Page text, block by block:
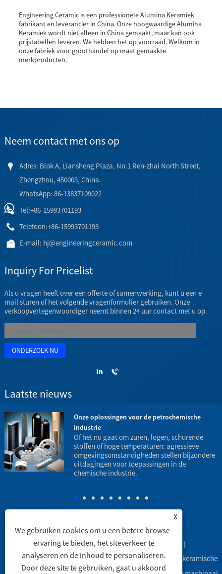
Engineering Ceramic is een professionele Alumina Keramiek
fabrikant en leverancier in China. Onze hoogwaardige Alumina
Keramiek wordt niet alleen in China gemaakt, maar kan ook
prijstabellen leveren. We hebben het op voorraad. Welkom in
onze fabriek voor groothandel op maat gemaakte
merkproducten.
Neem contact met ons op
Adres: Blok A, Liansheng Plaza, No.1 Ren-zhai North Street,
Zhengzhou, 450003, China.
WhatsApp: 86-13837109022
Tel:+86-15993701193
Telefoon:+86-15993701193
E-mail: hj@engineeringceramic.com
Inquiry For Pricelist
Als u vragen heeft over een offerte of samenwerking, kunt u een e-
mail sturen of het volgende vragenformulier gebruiken. Onze
verkoopvertegenwoordiger neemt binnen 24 uur contact met u op.
Laatste nieuws
Onze oplossingen voor de petrochemische
industrie
Of het nu gaat om zuren, logen, schurende
stoffen of hoge temperaturen: agressieve
omgevingsomstandigheden stellen bijzondere
uitdagingen voor toepassingen in de
chemische industrie.
Koppelingen| Sitemap| RSS|
|
Copyright © 2003 Engineering Ceramic Co., Ltd. - Alumina keramische
X
We gebruiken cookies om u een betere browse-
ervaring te bieden, het siteverkeer te
analyseren en de inhoud te personaliseren.
Door deze site te gebruiken, gaat u akkoord